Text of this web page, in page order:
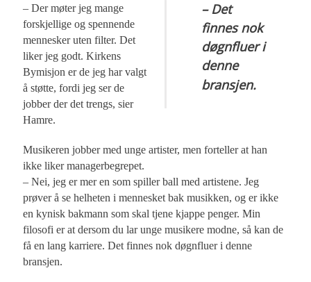
– Det
finnes nok
døgnfluer i
denne
bransjen.
– Der møter jeg mange
forskjellige og spennende
mennesker uten filter. Det
liker jeg godt. Kirkens
Bymisjon er de jeg har valgt
å støtte, fordi jeg ser de
jobber der det trengs, sier
Hamre.
Musikeren jobber med unge artister, men forteller at han
ikke liker managerbegrepet.
– Nei, jeg er mer en som spiller ball med artistene. Jeg
prøver å se helheten i mennesket bak musikken, og er ikke
en kynisk bakmann som skal tjene kjappe penger. Min
filosofi er at dersom du lar unge musikere modne, så kan de
få en lang karriere. Det finnes nok døgnfluer i denne
bransjen.